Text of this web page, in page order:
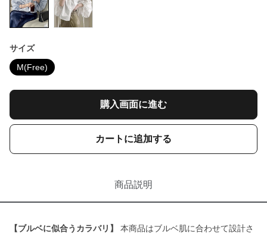
サイズ
M(Free)
購入画面に進む
カートに追加する
商品説明
【ブルベに似合うカラバリ】
本商品はブルベ肌に合わせて設計さ